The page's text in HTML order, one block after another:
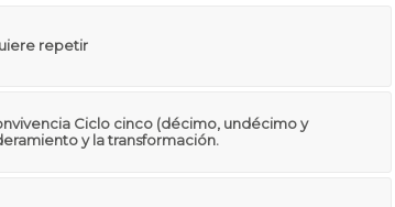
repetir
Ciclo cinco (décimo, undécimo y
y la transformación.